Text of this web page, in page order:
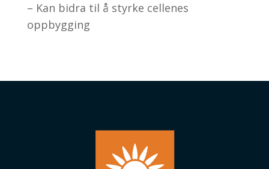
– Kan bidra til å styrke cellenes
oppbygging